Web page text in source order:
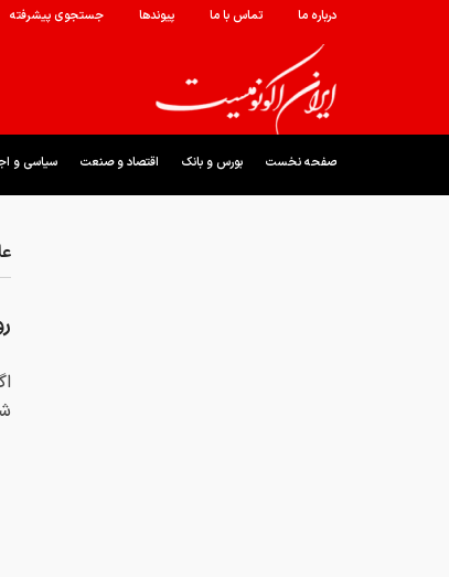
درباره ما تماس با ما پیوندها جستجوی پیشرفته
صفحه نخست بورس و بانک اقتصاد و صنعت سیاسی و